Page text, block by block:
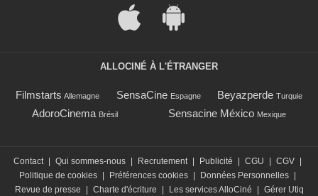
ALLOCINÉ À L'ÉTRANGER
Filmstarts Allemagne SensaCine Espagne Beyazperde Turquie
AdoroCinema Brésil Sensacine México Mexique
Contact Qui sommes-nous Recrutement Publicité CGU CGV
Politique de cookies
Préférences cookies Données Personnelles
Revue de presse
Charte d'écriture Les services AlloCiné Gérer Utiq